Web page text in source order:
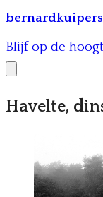
Blijf op de
Havelte,